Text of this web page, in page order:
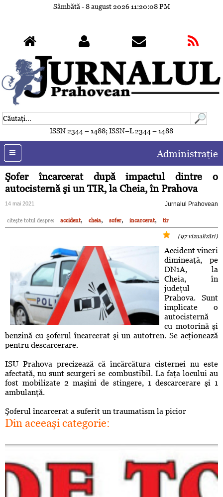
Sâmbătă - 8 august 202611:20:11 PM
ISSN 2344 – 1488; ISSN–L 2344 – 1488
Administraţie
Şofer încarcerat după impactul dintre o
autocisternă şi un TIR, la Cheia, în Prahova
14 mai 2021 Jurnalul Prahovean
citeşte totul despre: accident, cheia, sofer, incarcerat, tir
(97 vizualizări)
Accident vineri
dimineaţă, pe
DN1A, la
Cheia, în
judeţul
Prahova. Sunt
implicate o
autocisternă
cu motorină şi
benzină cu şoferul încarcerat şi un autotren. Se acţionează
pentru descarcerare.
ISU Prahova precizează că încărcătura cisternei nu este
afectată, nu sunt scurgeri se combustibil. La faţa locului au
fost mobilizate 2 maşini de stingere, 1 descarcerare şi 1
ambulanţă.
Şoferul încarcerat a suferit un traumatism la picior
Din aceeaşi categorie: